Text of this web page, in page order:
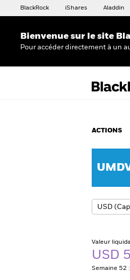
BlackRock iShares Aladdin
Bienvenue sur le site
Pour accéder directement à un
ACTIONS
Valeur
USD
Semaine 52